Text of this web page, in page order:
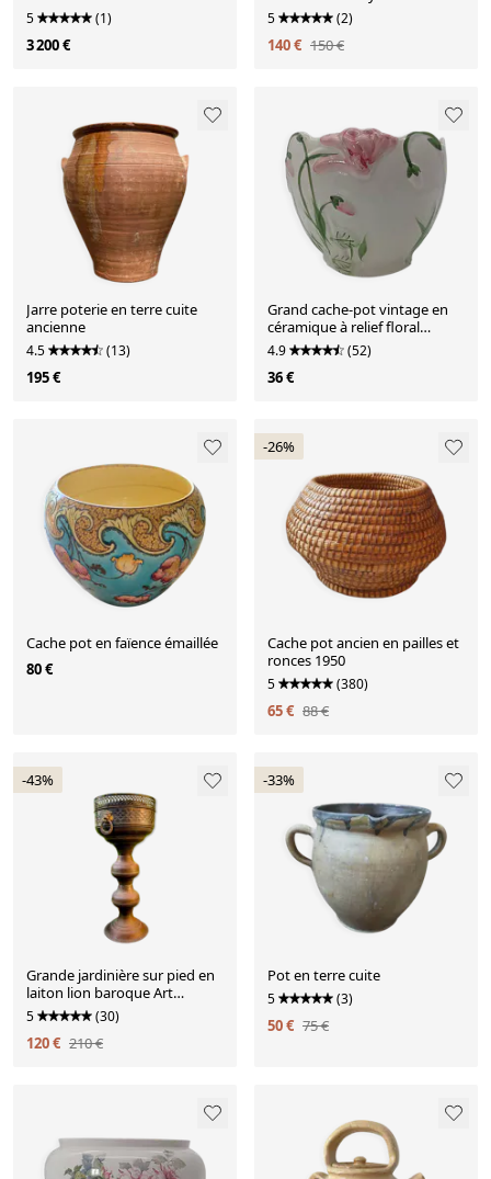
décor de vignes
5 (1)
3 200 €
30 cm
5 (2)
140 € 150 €
Jarre poterie en terre cuite
ancienne
4.5 (13)
195 €
Grand cache-pot vintage en
céramique à relief floral
(Barbotine) – Ø 20 cm
4.9 (52)
36 €
Cache pot en faïence émaillée
80 €
-26%
Cache pot ancien en pailles et
ronces 1950
5 (380)
65 € 88 €
-43%
Grande jardinière sur pied en
laiton lion baroque Art
Nouveau
5 (30)
120 € 210 €
-33%
Pot en terre cuite
5 (3)
50 € 75 €